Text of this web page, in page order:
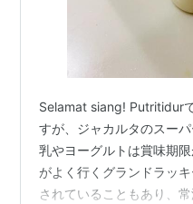
Selamat siang! Putritidur
すが、ジャカルタのスー
乳やヨーグルトは賞味期
がよく行くグランドラッ
されていることもあり、